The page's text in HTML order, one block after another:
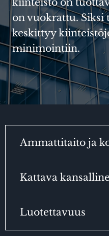
on vuokrattu.
keskittyy
minimointiin.
Ammattitaito ja
Kattava
Luotettavuus